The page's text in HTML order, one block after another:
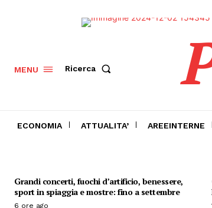
MENU Ricerca
ECONOMIA ATTUALITA’ AREEINTERNE
Grandi concerti, fuochi d’artificio, benessere,
sport in spiaggia e mostre: fino a settembre
6 ore ago